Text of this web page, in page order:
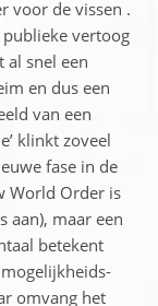
voor de vissen .
vertoog
al snel een
en dus een
van een
klinkt zoveel
fase in de
World Order is
aan), maar een
betekent
omvang het